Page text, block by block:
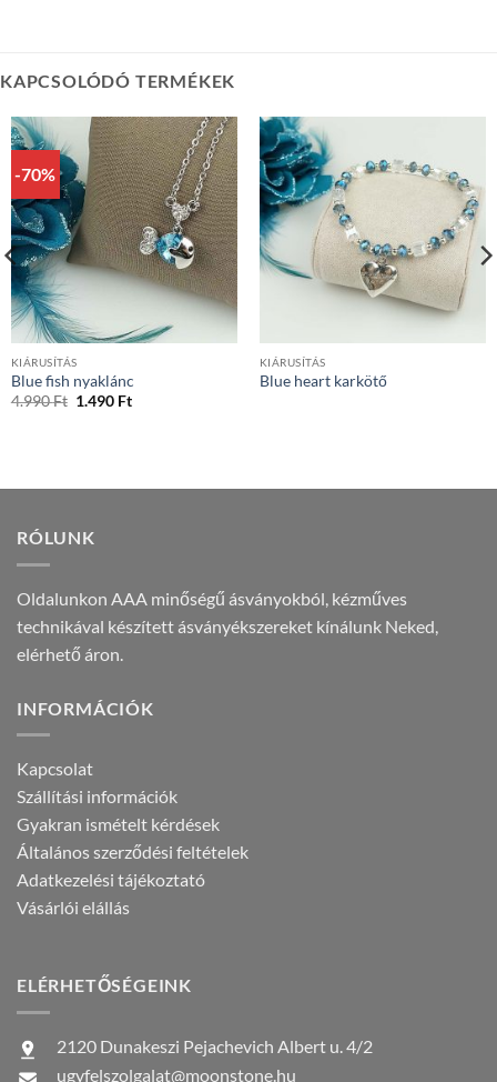
KAPCSOLÓDÓ TERMÉKEK
-70%
KIÁRUSÍTÁS
Blue fish nyaklánc
4.990Ft Original
1.490 FtCurrent
KIÁRUSÍTÁS
Blue heart karkötő
RÓLUNK
Oldalunkon AAA minőségű ásványokból, kézműves
technikával készített ásványékszereket kínálunk Neked,
elérhető áron.
INFORMÁCIÓK
Kapcsolat
Szállítási információk
Gyakran ismételt kérdések
Általános szerződési feltételek
Adatkezelési tájékoztató
Vásárlói elállás
ELÉRHETŐSÉGEINK
2120 Dunakeszi Pejachevich Albert u. 4/2
ugyfelszolgalat@moonstone.hu